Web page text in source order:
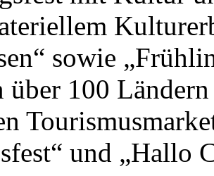
sowie
über 100
und „Hallo